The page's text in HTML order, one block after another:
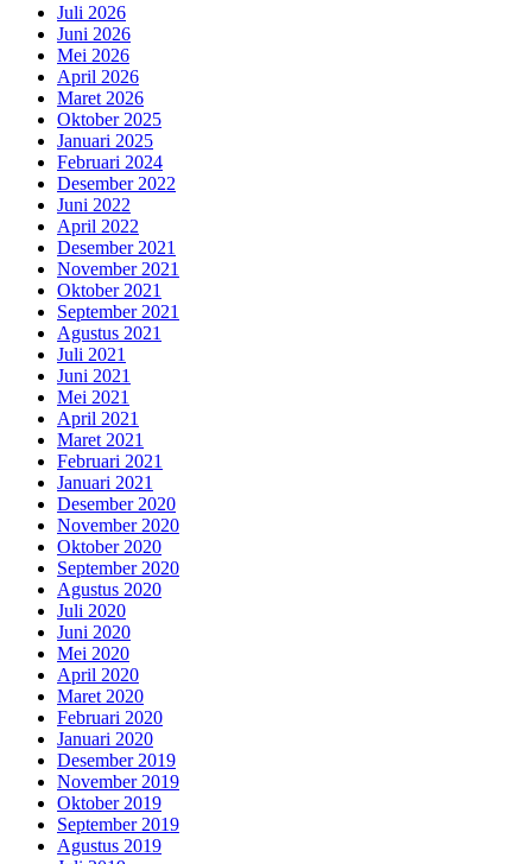
Juli 2026
Juni 2026
Mei 2026
April 2026
Maret 2026
Oktober 2025
Januari 2025
Februari 2024
Desember 2022
Juni 2022
April 2022
Desember 2021
November 2021
Oktober 2021
September 2021
Agustus 2021
Juli 2021
Juni 2021
Mei 2021
April 2021
Maret 2021
Februari 2021
Januari 2021
Desember 2020
November 2020
Oktober 2020
September 2020
Agustus 2020
Juli 2020
Juni 2020
Mei 2020
April 2020
Maret 2020
Februari 2020
Januari 2020
Desember 2019
November 2019
Oktober 2019
September 2019
Agustus 2019